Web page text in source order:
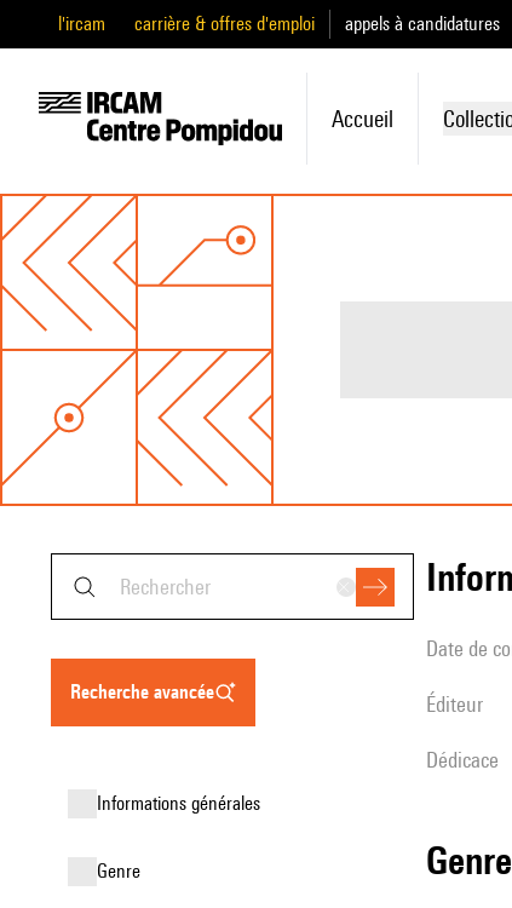
l'ircam carrière & offres d'emploi appels à candidatures
Accueil
recherche avancée
informations générales
genre
date de
éditeur
Dédicace
genre